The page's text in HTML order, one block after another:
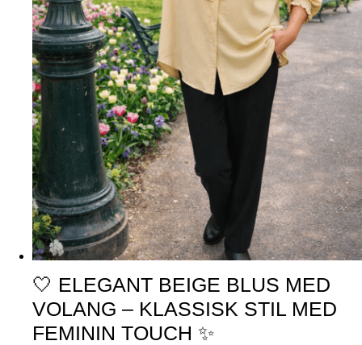
🤍 ELEGANT BEIGE BLUS MED
VOLANG – KLASSISK STIL MED
FEMININ TOUCH ✨